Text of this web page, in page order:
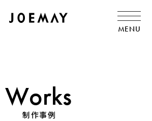
MENU
Works
制作事例